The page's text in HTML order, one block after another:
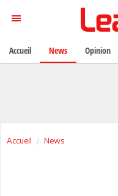
Accueil News
Accueil News Opinion